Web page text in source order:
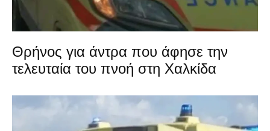
Θρήνος για άντρα που άφησε την
τελευταία του πνοή στη Χαλκίδα